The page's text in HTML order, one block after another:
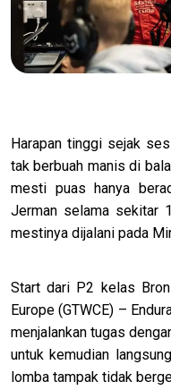
Harapan tinggi sejak
tak berbuah manis di
mesti puas hanya
Jerman selama sekitar
mestinya dijalani pada
Start dari P2 kelas
Europe (GTWCE) –
menjalankan tugas
untuk kemudian
lomba tampak tidak